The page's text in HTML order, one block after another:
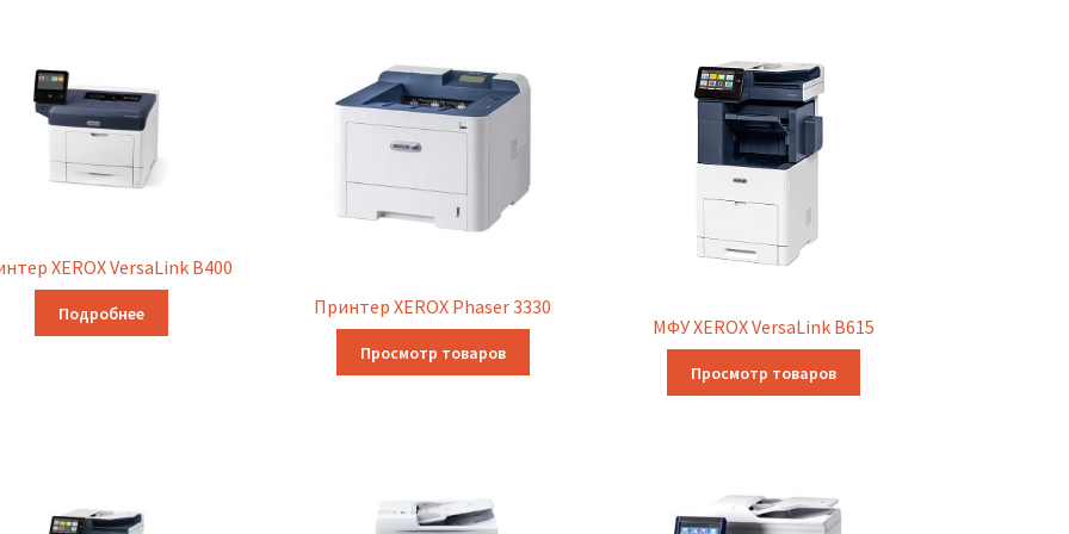
XEROX VersaLink B400
Подробнее Принтер XEROX Phaser 3330
Просмотр товаров
МФУ XEROX VersaLink B615
Просмотр товаров